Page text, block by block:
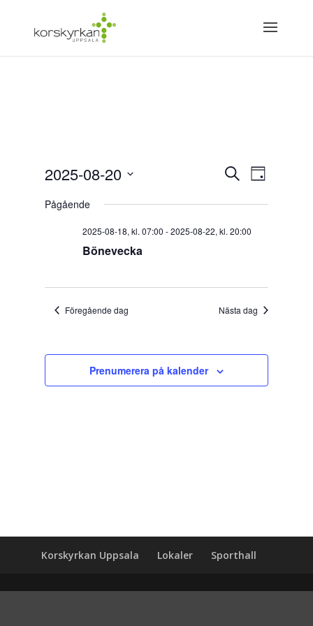
Evenemang
Search
Views
Sök Dag
2025-08-20
datum.
Pågående
2025-08-18, kl. 07:00 -2025-08-22, kl. 20:00
Bönevecka
Föregående dag Nästa dag
Prenumerera på kalender
Korskyrkan Uppsala Lokaler Sporthall